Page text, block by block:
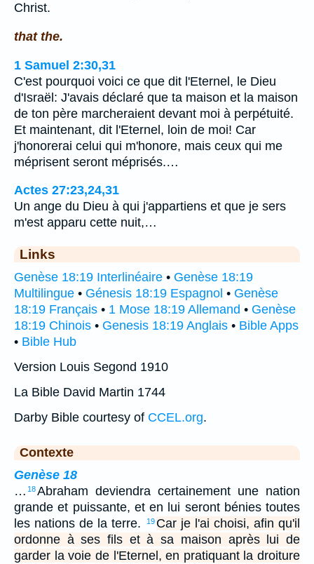
Christ.
that the.
1 Samuel 2:30,31
C'est pourquoi voici ce que dit l'Eternel, le Dieu
d'Israël: J'avais déclaré que ta maison et la maison
de ton père marcheraient devant moi à perpétuité.
Et maintenant, dit l'Eternel, loin de moi! Car
j'honorerai celui qui m'honore, mais ceux qui me
méprisent seront méprisés.…
Actes 27:23,24,31
Un ange du Dieu à qui j'appartiens et que je sers
m'est apparu cette nuit,…
Links
Genèse 18:19 Interlinéaire • Genèse 18:19
Multilingue • Génesis 18:19 Espagnol • Genèse
18:19 Français • 1 Mose 18:19 Allemand • Genèse
18:19 Chinois • Genesis 18:19 Anglais • Bible Apps
• Bible Hub
Version Louis Segond 1910
La Bible David Martin 1744
Darby Bible courtesy of CCEL.org.
Contexte
Genèse 18
… 18Abraham deviendra certainement une nation
grande et puissante, et en lui seront bénies toutes
les nations de la terre.
19 Car je l'ai choisi, afin qu'il
ordonne à ses fils et à sa maison après lui de
garder la voie de l'Eternel, en pratiquant la droiture